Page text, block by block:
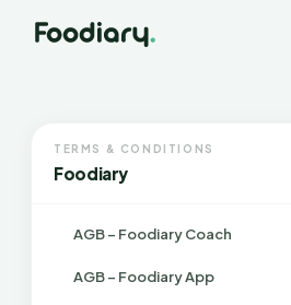
TERMS & CONDITIONS
Foodiary
AGB – Foodiary Coach
AGB – Foodiary App